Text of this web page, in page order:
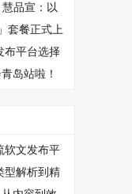
品宣：以
套餐正式上
布平台选择
岛站啦！
软文发布平
型解析到精